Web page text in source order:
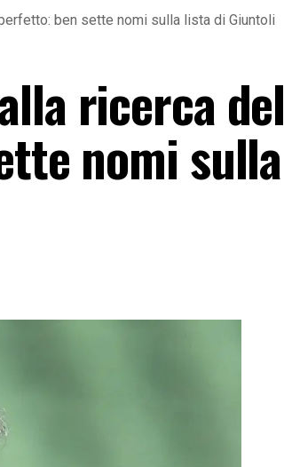
ben sette nomi sulla lista di Giuntoli
ricerca del
nomi sulla